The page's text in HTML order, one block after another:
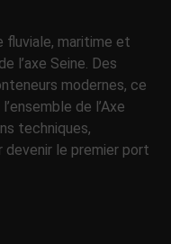
fluviale, maritime et
l’axe Seine. Des
modernes, ce
de l’Axe
techniques,
le premier port